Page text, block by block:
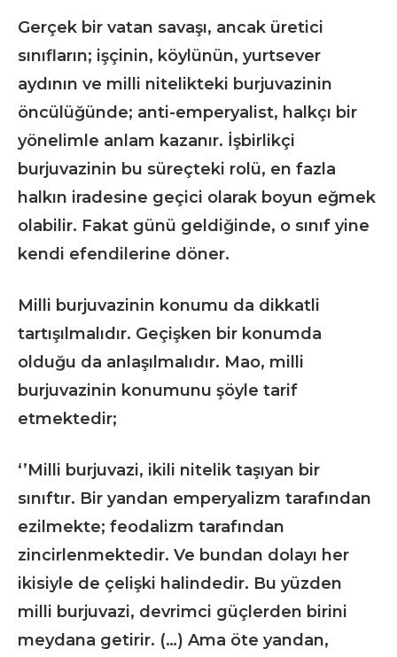
Gerçek bir vatan savaşı, ancak üretici
sınıfların; işçinin, köylünün, yurtsever
aydının ve milli nitelikteki burjuvazinin
öncülüğünde; anti-emperyalist, halkçı bir
yönelimle anlam kazanır. İşbirlikçi
burjuvazinin bu süreçteki rolü, en fazla
halkın iradesine geçici olarak boyun eğmek
olabilir. Fakat günü geldiğinde, o sınıf yine
kendi efendilerine döner.
Milli burjuvazinin konumu da dikkatli
tartışılmalıdır. Geçişken bir konumda
olduğu da anlaşılmalıdır. Mao, milli
burjuvazinin konumunu şöyle tarif
etmektedir;
‘’Milli burjuvazi, ikili nitelik taşıyan bir
sınıftır. Bir yandan emperyalizm tarafından
ezilmekte; feodalizm tarafından
zincirlenmektedir. Ve bundan dolayı her
ikisiyle de çelişki halindedir. Bu yüzden
milli burjuvazi, devrimci güçlerden birini
meydana getirir. (…) Ama öte yandan,